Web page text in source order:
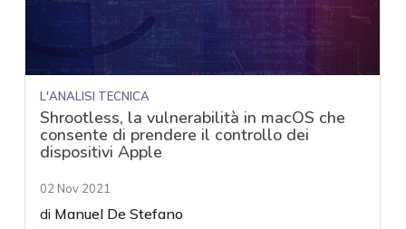
L'ANALISI TECNICA
Shrootless, la vulnerabilità in macOS che
consente di prendere il controllo dei
dispositivi Apple
02 Nov 2021
di Manuel De Stefano